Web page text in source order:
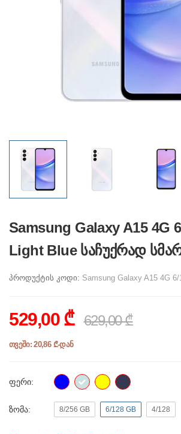
Samsung Galaxy A15 4G
Light Blue საჩუქრად
პროდუქტის კოდი: Samsung Galaxy A15 4G
529,00 ₾ 629,00 ₾
თვეში: 20,86 ₾-დან
ფერი:
ზომა: 8/256 GB 6/128 GB 4/128